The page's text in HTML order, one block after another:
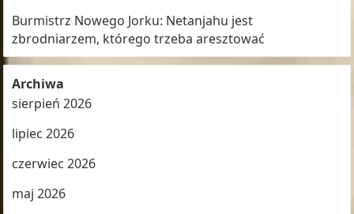
Burmistrz Nowego Jorku: Netanjahu jest
zbrodniarzem, którego trzeba aresztować
Archiwa
sierpień 2026
lipiec 2026
czerwiec 2026
maj 2026